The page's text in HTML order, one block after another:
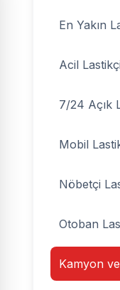
En Yakın
Acil Lastikçi
7/24 Açık
Mobil
Nöbetçi
Otoban
Kamyon